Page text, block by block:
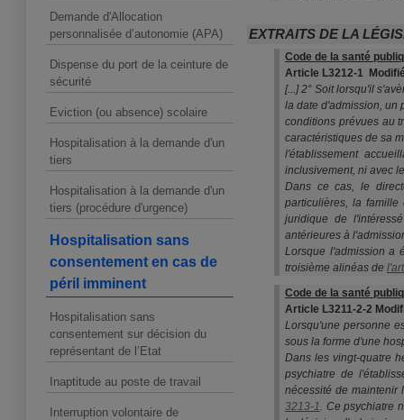
Demande d'Allocation
personnalisée d’autonomie (APA)
Dispense du port de la ceinture de
sécurité
Eviction (ou absence) scolaire
Hospitalisation à la demande d'un
tiers
Hospitalisation à la demande d'un
tiers (procédure d'urgence)
Hospitalisation sans
consentement en cas de
péril imminent
Hospitalisation sans
consentement sur décision du
représentant de l’Etat
Inaptitude au poste de travail
Interruption volontaire de
EXTRAITS DE LA
Code de la santé
Article L3212-1
[...] 2° Soit lorsqu'il
la date d'admission, un
conditions prévues au
caractéristiques de sa
l'établissement
inclusivement, ni avec
Dans ce cas, le
particulières, la
juridique de
antérieures à
Lorsque l'admission a
troisième alinéas de
Code de la santé
Article L3211-2-2
Lorsqu'une personne
sous la forme d'une
Dans les vingt-quatre
psychiatre de
nécessité de maintenir
3213-1. Ce psychiatre